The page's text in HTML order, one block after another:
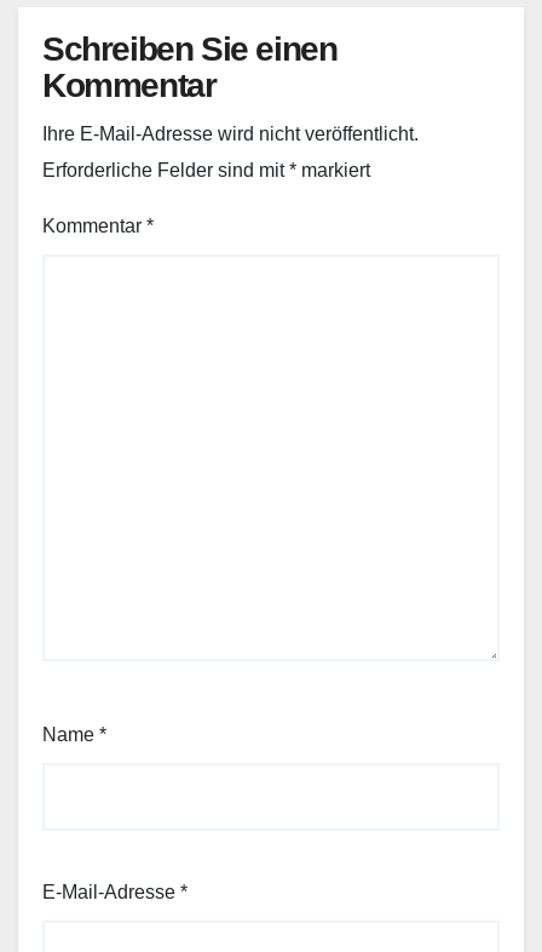
Schreiben Sie einen
Kommentar
Ihre E-Mail-Adresse wird nicht veröffentlicht.
Erforderliche Felder sind mit* markiert
Kommentar *
Name *
E-Mail-Adresse *